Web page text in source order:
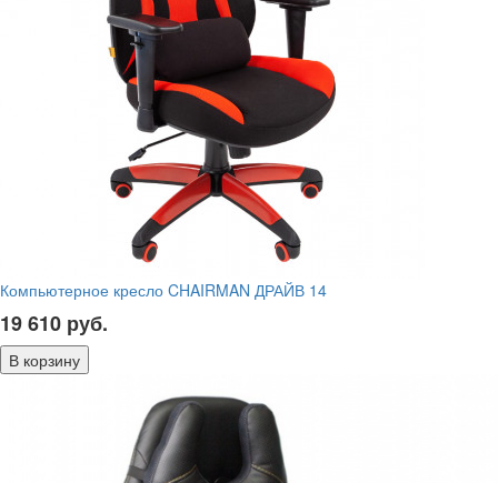
Компьютерное кресло CHAIRMAN ДРАЙВ 14
19 610 руб.